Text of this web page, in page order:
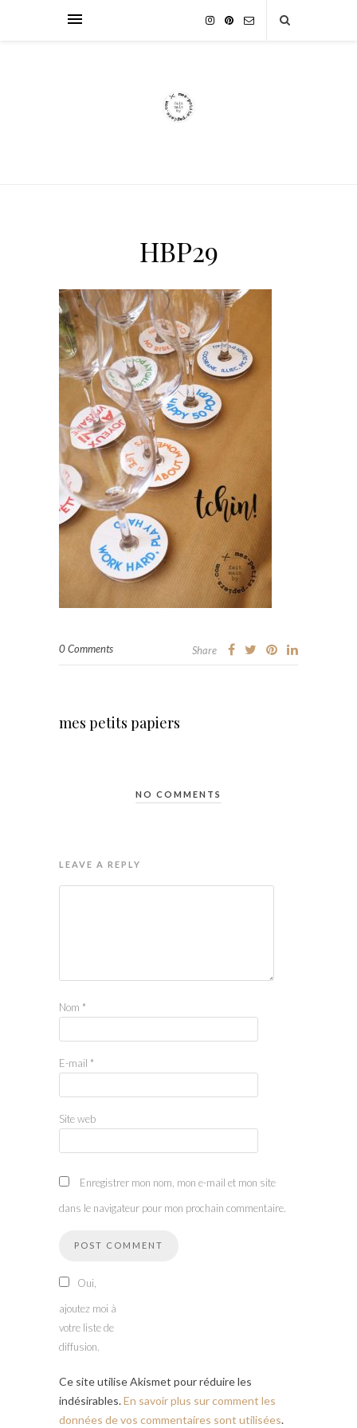
HBP29
0 Comments Share
mes petits papiers
NO COMMENTS
LEAVE A REPLY
Nom *
E-mail *
Site web
Enregistrer mon nom, mon e-mail et mon site
dans le navigateur pour mon prochain commentaire.
Oui,
ajoutez moi à
votre liste de
diffusion.
Ce site utilise Akismet pour réduire les
indésirables.En savoir plus sur comment les
données de vos commentaires sont utilisées.